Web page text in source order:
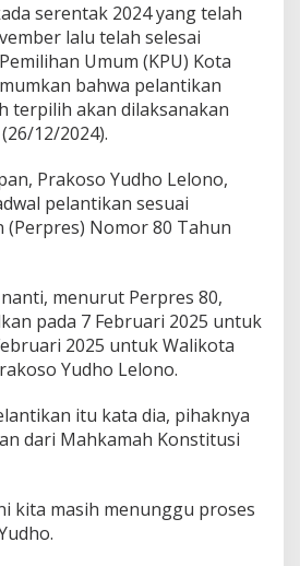
serentak 2024 yang telah
lalu telah selesai
Umum (KPU) Kota
bahwa pelantikan
terpilih akan dilaksanakan
12/2024).
Prakoso Yudho Lelono,
pelantikan sesuai
(Perpres) Nomor 80 Tahun
menurut Perpres 80,
pada 7 Februari 2025 untuk
2025 untuk Walikota
Yudho Lelono.
itu kata dia, pihaknya
dari Mahkamah Konstitusi
kita masih menunggu proses